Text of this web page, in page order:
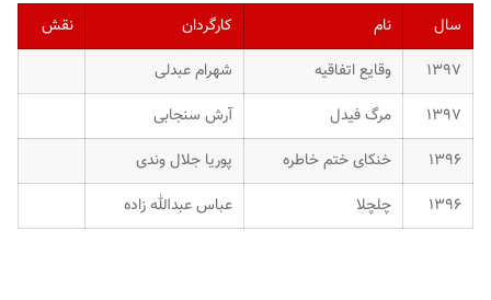
سال نام کارگردان
نقش
۱۳۹۷
وقایع اتفاقیه
شهرام عبدلی
۱۳۹۷
مرگ فیدل
آرش سنجابی
۱۳۹۶
خنکای ختم خاطره
پوریا جلال وندی
۱۳۹۶
چلچلا عباس عبدالله زاده